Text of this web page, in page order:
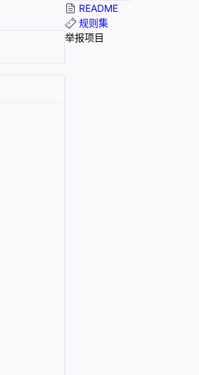
README
规则集
举报项目